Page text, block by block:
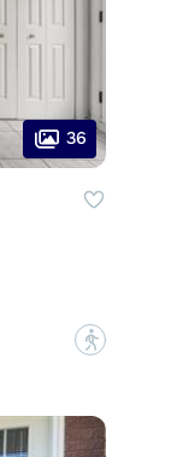
36
?